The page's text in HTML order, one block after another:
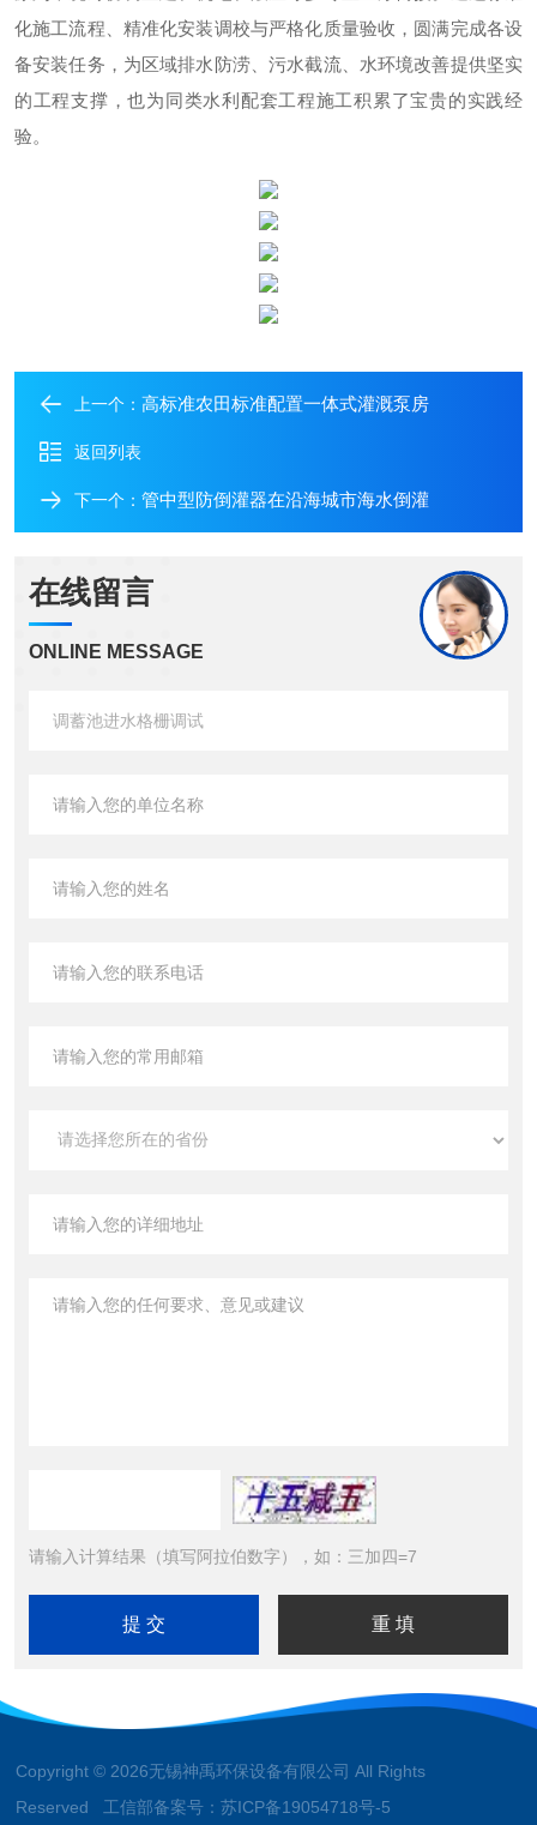
化施工流程、精准化安装调校与严格化质量验收，圆满完成各设
备安装任务，为区域排水防涝、污水截流、水环境改善提供坚实
的工程支撑，也为同类水利配套工程施工积累了宝贵的实践经
验。
上一个： 高标准农田标准配置一体式灌溉泵房
返回列表
下一个： 管中型防倒灌器在沿海城市海水倒灌
在线留言
ONLINE MESSAGE
请输入计算结果（填写阿拉伯数字），如：三加四=7
Copyright © 2026无锡神禹环保设备有限公司 All Rights
Reserved 工信部备案号：苏ICP备19054718号-5